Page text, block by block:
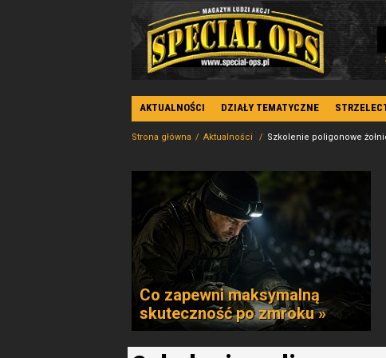
AKTUALNOŚCI DZIAŁY TEMATYCZNE
Strona główna Aktualności Szkolenie poligonowe
Co zapewni maksymalną
skuteczność po zmroku »